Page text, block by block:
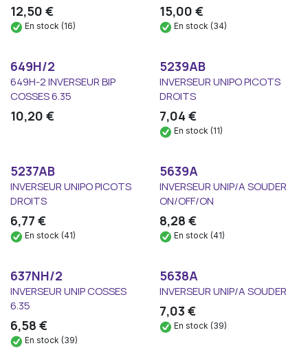
12,50 €
En stock (16)
15,00 €
En stock (34)
649H/2
649H-2 INVERSEUR BIP
COSSES 6.35
10,20 €
5239AB
INVERSEUR UNIPO PICOTS
DROITS
7,04 €
En stock (11)
5237AB
INVERSEUR UNIPO PICOTS
DROITS
6,77 €
En stock (41)
5639A
INVERSEUR UNIP/A SOUDER
ON/OFF/ON
8,28 €
En stock (41)
637NH/2
INVERSEUR UNIP COSSES
6.35
6,58 €
En stock (39)
5638A
INVERSEUR UNIP/A SOUDER
7,03 €
En stock (39)